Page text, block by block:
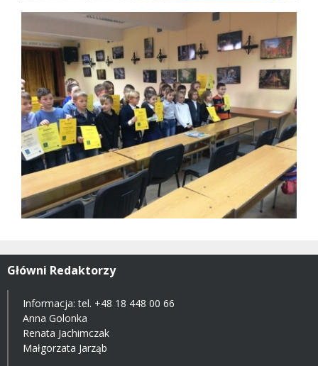
Główni Redaktorzy
Informacja: tel. +48 18 448 00 66
Anna Golonka
Renata Jachimczak
Małgorzata Jarząb